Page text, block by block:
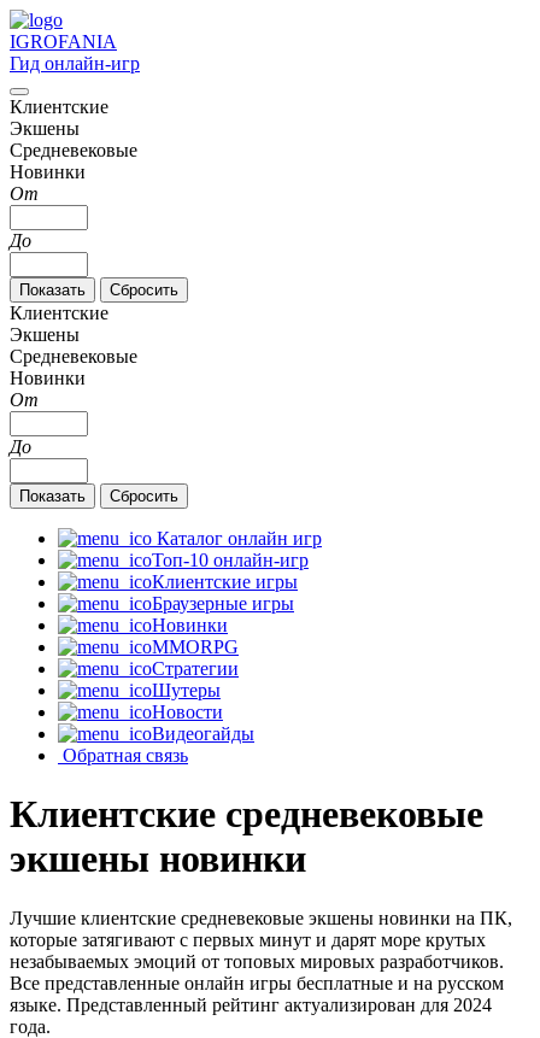
IGROFANIA
Гид онлайн-игр
Клиентские
Экшены
Средневековые
Новинки
От
До
Клиентские
Экшены
Средневековые
Новинки
От
До
Каталог онлайн игр
Топ-10 онлайн-игр
Клиентские игры
Браузерные игры
Новинки
MMORPG
Стратегии
Шутеры
Новости
Видеогайды
Обратная связь
Клиентские средневековые
экшены новинки
Лучшие клиентские средневековые экшены новинки на ПК,
которые затягивают с первых минут и дарят море крутых
незабываемых эмоций от топовых мировых разработчиков.
Все представленные онлайн игры бесплатные и на русском
языке. Представленный рейтинг актуализирован для 2024
года.